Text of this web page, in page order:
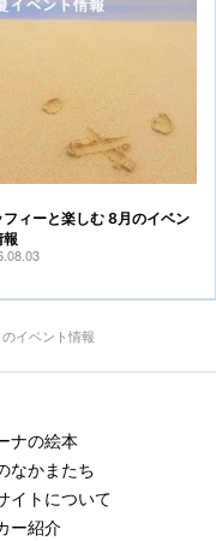
フィーと楽しむ 8月のイベン
報
イベント情報
ナの絵本
なかまたち
イトについて
ー紹介